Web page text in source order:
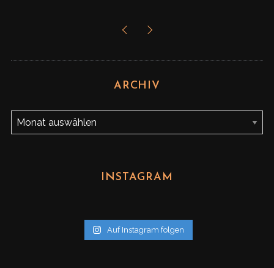
ARCHIV
A
r
INSTAGRAM
Auf Instagram folgen